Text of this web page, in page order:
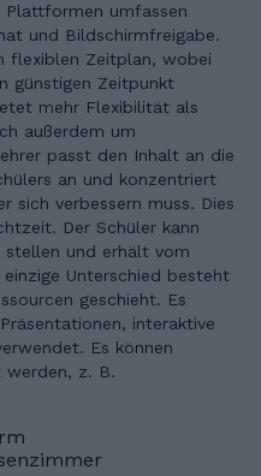
Plattformen umfassen
und Bildschirmfreigabe.
flexiblen Zeitplan, wobei
günstigen Zeitpunkt
mehr Flexibilität als
außerdem um
passt den Inhalt an die
an und konzentriert
sich verbessern muss. Dies
Der Schüler kann
stellen und erhält vom
Unterschied besteht
geschieht. Es
interaktive
Es können
werden, z. B.